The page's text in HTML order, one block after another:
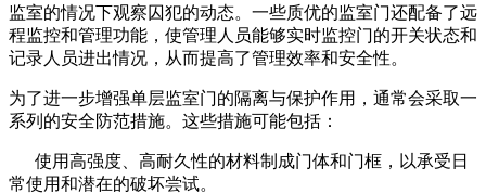
监室的情况下观察囚犯的动态。一些质优的监室门还配备了远
程监控和管理功能，使管理人员能够实时监控门的开关状态和
记录人员进出情况，从而提高了管理效率和安全性。
为了进一步增强单层监室门的隔离与保护作用，通常会采取一
系列的安全防范措施。这些措施可能包括：
使用高强度、高耐久性的材料制成门体和门框，以承受日
常使用和潜在的破坏尝试。